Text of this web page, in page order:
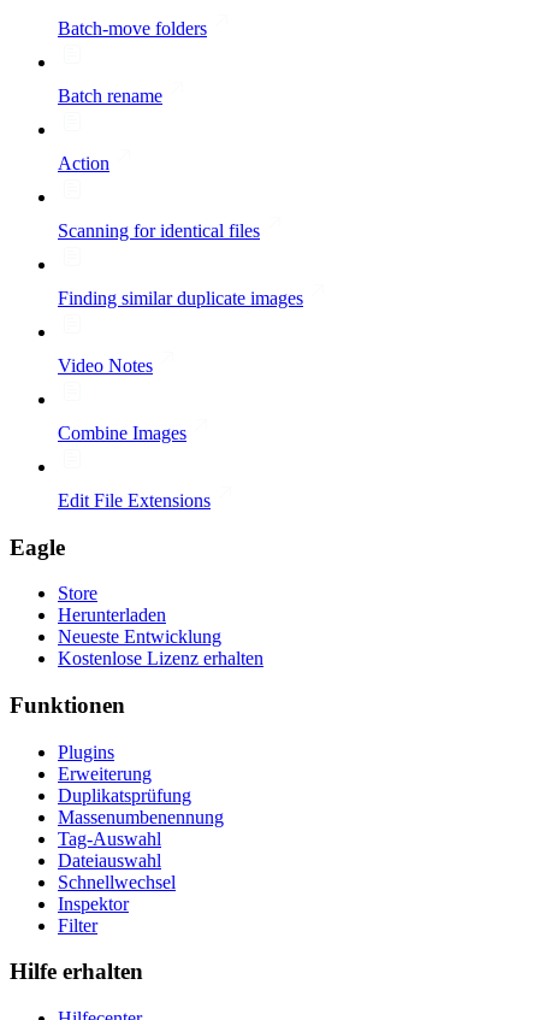
Batch-move folders
Batch rename
Action
Scanning for identical files
Finding similar duplicate images
Video Notes
Combine Images
Edit File Extensions
Eagle
Store
Herunterladen
Neueste Entwicklung
Kostenlose Lizenz erhalten
Funktionen
Plugins
Erweiterung
Duplikatsprüfung
Massenumbenennung
Tag-Auswahl
Dateiauswahl
Schnellwechsel
Inspektor
Filter
Hilfe erhalten